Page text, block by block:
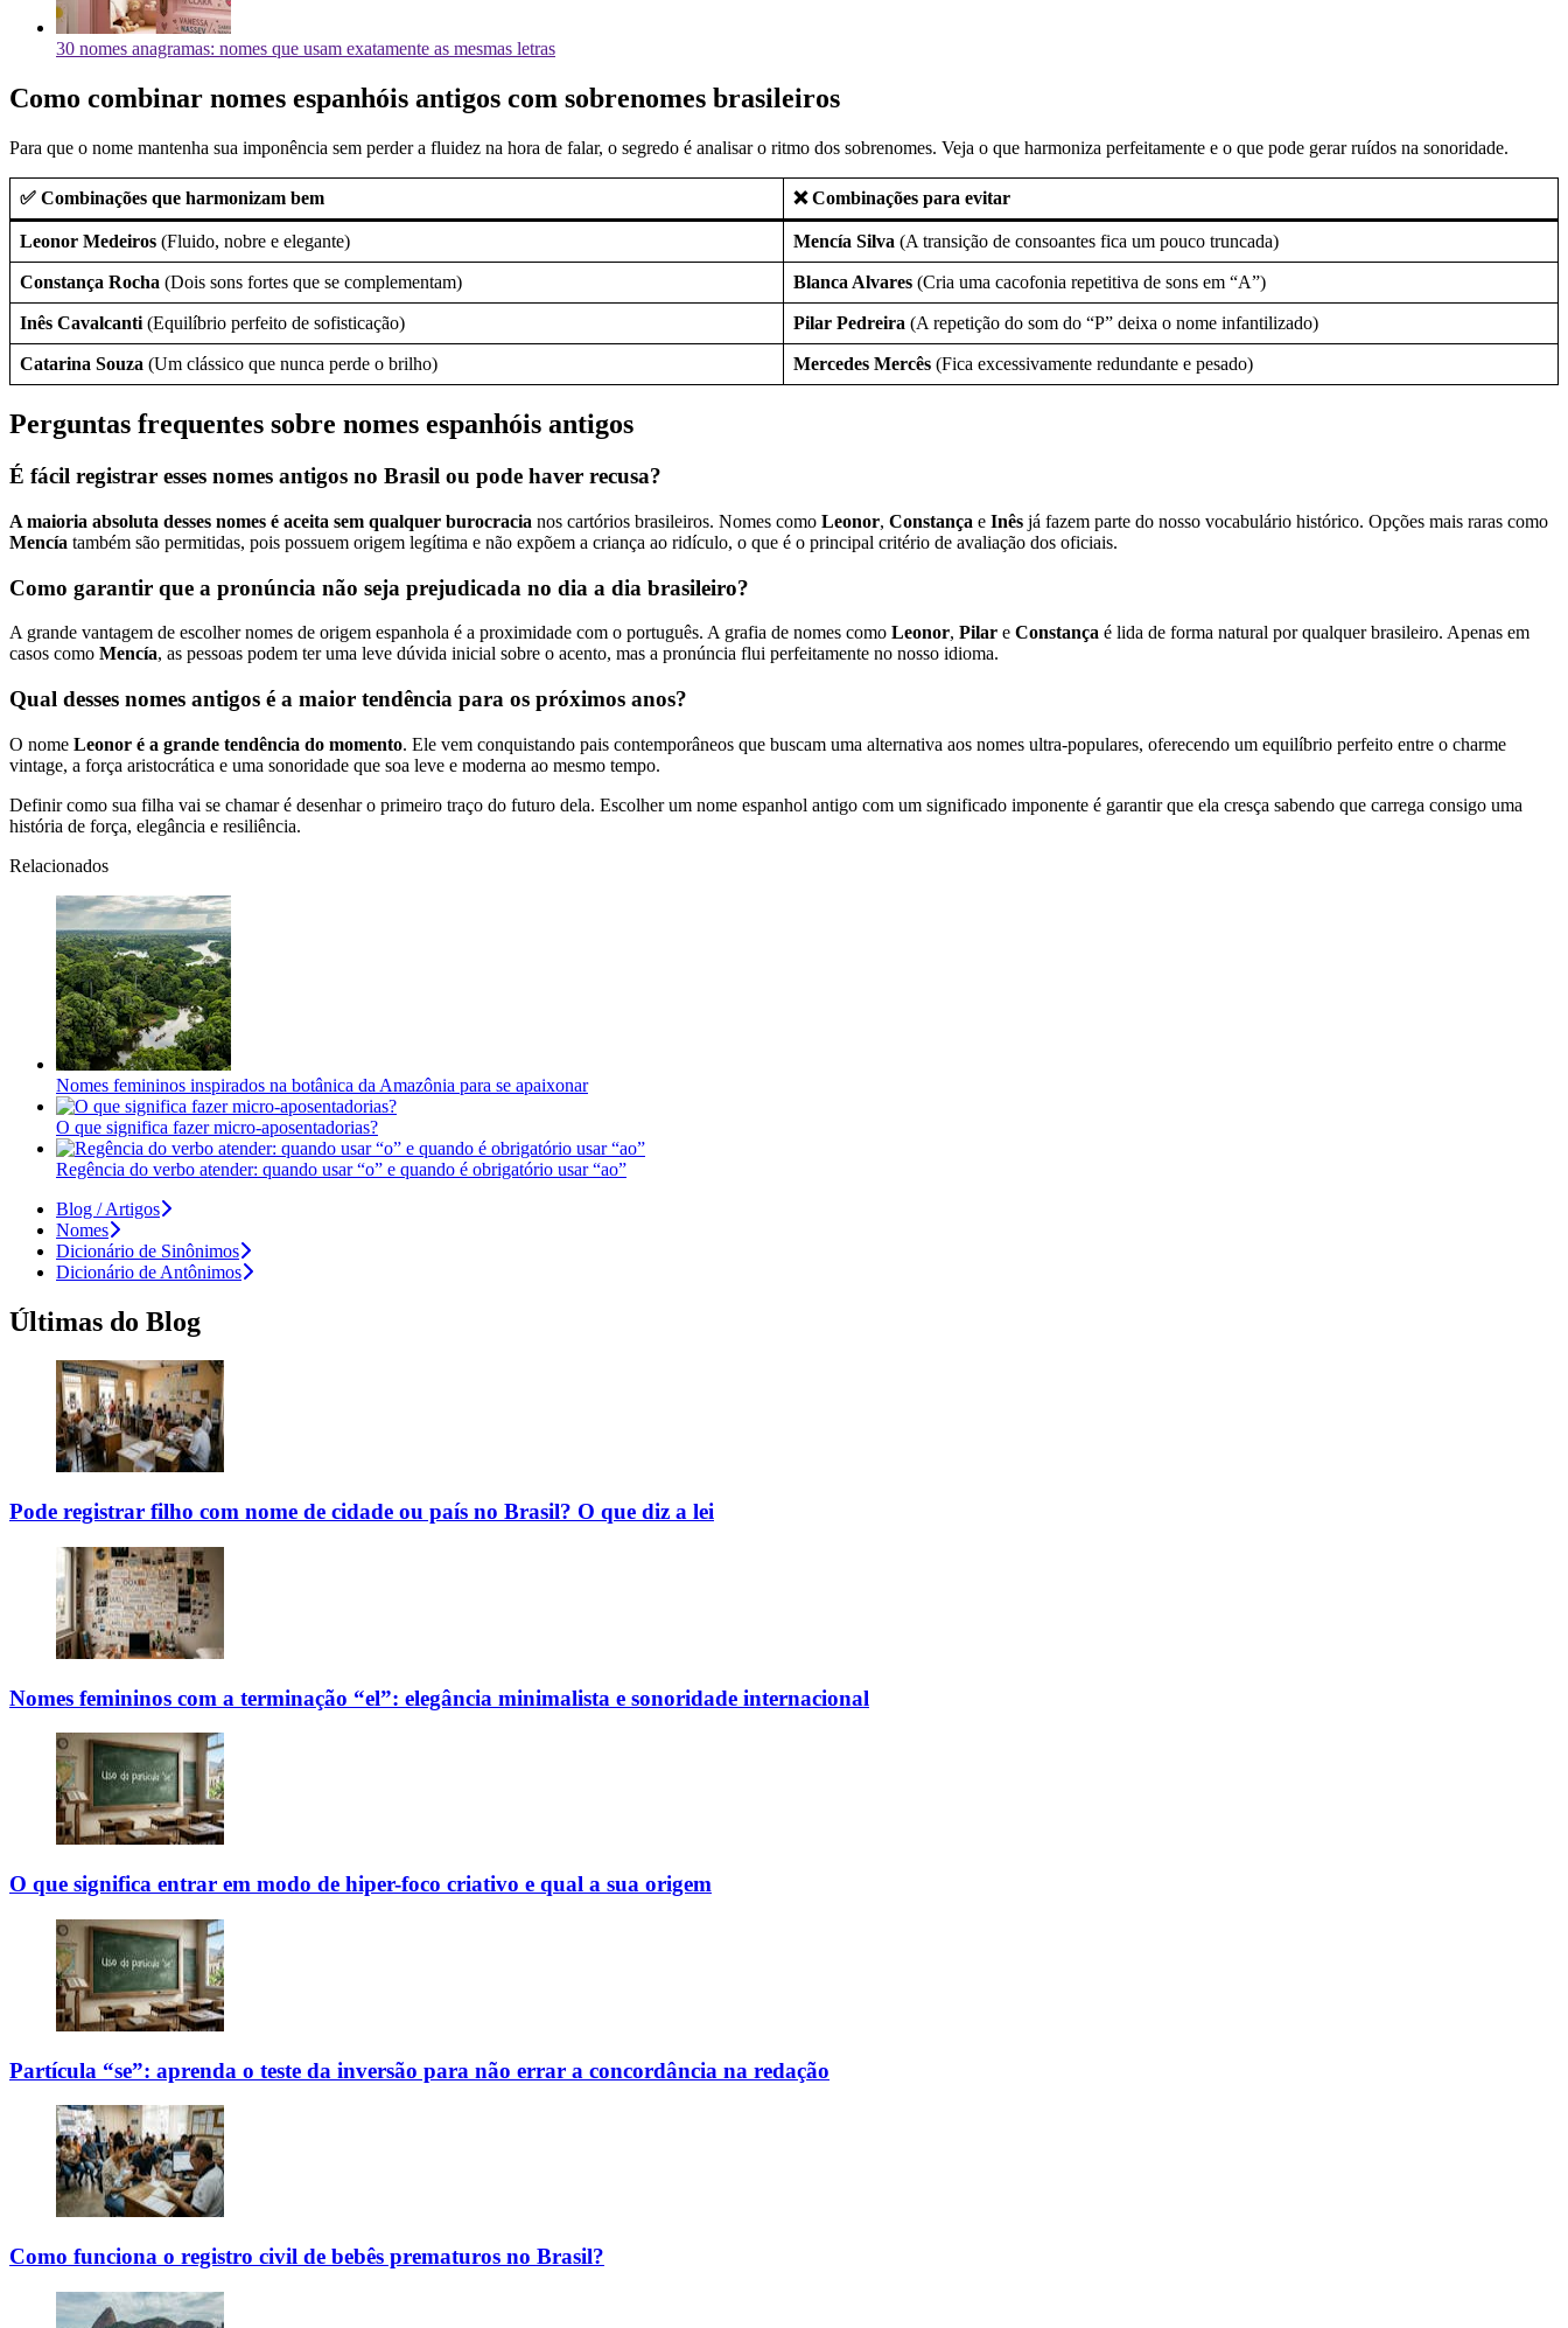
30 nomes anagramas: nomes que usam exatamente as mesmas letras
Como combinar nomes espanhóis antigos com sobrenomes brasileiros
Para que o nome mantenha sua imponência sem perder a fluidez na hora de falar, o segredo é analisar o ritmo dos sobrenomes. Veja o que harmoniza perfeitamente e o que pode gerar ruídos na sonoridade.
✅ Combinações que harmonizam bem ❌ Combinações para evitar
Leonor Medeiros (Fluido, nobre e elegante) Mencía Silva (A transição de consoantes fica um pouco truncada)
Constança Rocha (Dois sons fortes que se complementam) Blanca Alvares (Cria uma cacofonia repetitiva de sons em “A”)
Inês Cavalcanti (Equilíbrio perfeito de sofisticação) Pilar Pedreira (A repetição do som do “P” deixa o nome infantilizado)
Catarina Souza (Um clássico que nunca perde o brilho) Mercedes Mercês (Fica excessivamente redundante e pesado)
Perguntas frequentes sobre nomes espanhóis antigos
É fácil registrar esses nomes antigos no Brasil ou pode haver recusa?
A maioria absoluta desses nomes é aceita sem qualquer burocracia nos cartórios brasileiros. Nomes como Leonor, Constança e Inês já fazem parte do nosso vocabulário histórico. Opções mais raras como
Mencía também são permitidas, pois possuem origem legítima e não expõem a criança ao ridículo, o que é o principal critério de avaliação dos oficiais.
Como garantir que a pronúncia não seja prejudicada no dia a dia brasileiro?
A grande vantagem de escolher nomes de origem espanhola é a proximidade com o português. A grafia de nomes como Leonor, Pilar e Constança é lida de forma natural por qualquer brasileiro. Apenas em
casos como Mencía, as pessoas podem ter uma leve dúvida inicial sobre o acento, mas a pronúncia flui perfeitamente no nosso idioma.
Qual desses nomes antigos é a maior tendência para os próximos anos?
O nome Leonor é a grande tendência do momento. Ele vem conquistando pais contemporâneos que buscam uma alternativa aos nomes ultra-populares, oferecendo um equilíbrio perfeito entre o charme
vintage, a força aristocrática e uma sonoridade que soa leve e moderna ao mesmo tempo.
Definir como sua filha vai se chamar é desenhar o primeiro traço do futuro dela. Escolher um nome espanhol antigo com um significado imponente é garantir que ela cresça sabendo que carrega consigo uma
história de força, elegância e resiliência.
Relacionados
Nomes femininos inspirados na botânica da Amazônia para se apaixonar
O que significa fazer micro-aposentadorias?
Regência do verbo atender: quando usar “o” e quando é obrigatório usar “ao”
Blog / Artigos
Nomes
Dicionário de Sinônimos
Dicionário de Antônimos
Últimas do Blog
Pode registrar filho com nome de cidade ou país no Brasil? O que diz a lei
Nomes femininos com a terminação “el”: elegância minimalista e sonoridade internacional
O que significa entrar em modo de hiper-foco criativo e qual a sua origem
Partícula “se”: aprenda o teste da inversão para não errar a concordância na redação
Como funciona o registro civil de bebês prematuros no Brasil?